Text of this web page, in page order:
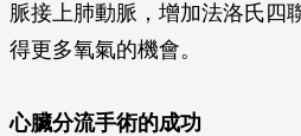
脈接上肺動脈，增加法洛氏四
得更多氧氣的機會。
心臟分流手術的成功